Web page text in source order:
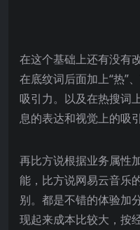
在这个基础上还有没有
在底纹词后面加上“热”
吸引力。 以及在热搜词
息的表达和视觉上的吸引
再比方说根据业务属性
能，比方说网易云音乐
别。都是不错的体验加
现起来成本比较大，按